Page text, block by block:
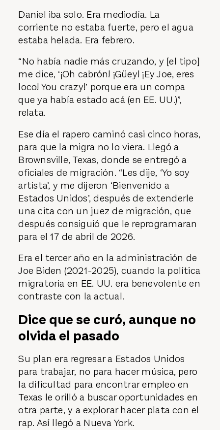
Daniel iba solo. Era mediodía. La
corriente no estaba fuerte, pero el agua
estaba helada. Era febrero.
“No había nadie más cruzando, y [el tipo]
me dice, ‘¡Oh cabrón! ¡Güey! ¡Ey Joe, eres
loco! You crazy!’ porque era un compa
que ya había estado acá (en EE. UU.)”,
relata.
Ese día el rapero caminó casi cinco horas,
para que la migra no lo viera. Llegó a
Brownsville, Texas, donde se entregó a
oficiales de migración. “Les dije, ‘Yo soy
artista’, y me dijeron ‘Bienvenido a
Estados Unidos’, después de extenderle
una cita con un juez de migración, que
después consiguió que le reprogramaran
para el 17 de abril de 2026.
Era el tercer año en la administración de
Joe Biden (2021-2025), cuando la política
migratoria en EE. UU. era benevolente en
contraste con la actual.
Dice que se curó, aunque no
olvida el pasado
Su plan era regresar a Estados Unidos
para trabajar, no para hacer música, pero
la dificultad para encontrar empleo en
Texas le orilló a buscar oportunidades en
otra parte, y a explorar hacer plata con el
rap. Así llegó a Nueva York.